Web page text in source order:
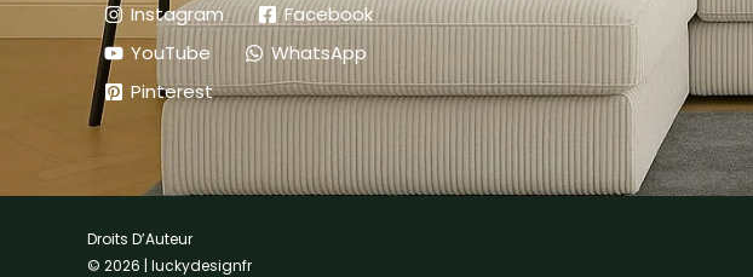
Instagram
Facebook
YouTube
WhatsApp
Pinterest
Droits D’Auteur
© 2026 | luckydesignfr